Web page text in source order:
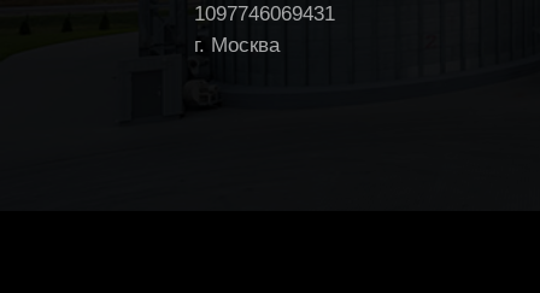
1097746069431
г. Москва